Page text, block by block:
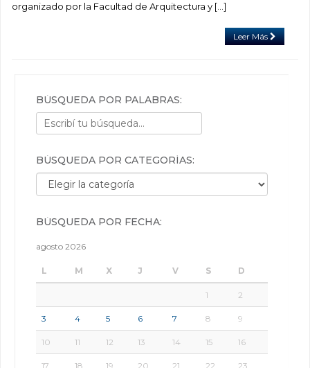
organizado por la Facultad de Arquitectura y […]
Leer Más
BÚSQUEDA POR PALABRAS:
BÚSQUEDA POR CATEGORÍAS:
Búsqueda por categorías:
BÚSQUEDA POR FECHA:
agosto 2026
L M X J V S D
1 2
3 4 5 6 7 8 9
10 11 12 13 14 15 16
17 18 19 20 21 22 23